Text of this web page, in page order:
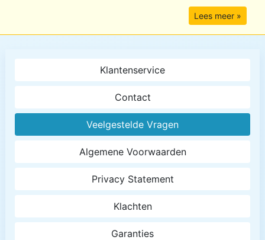
Lees meer »
Klantenservice
Contact
Veelgestelde Vragen
Algemene Voorwaarden
Privacy Statement
Klachten
Garanties